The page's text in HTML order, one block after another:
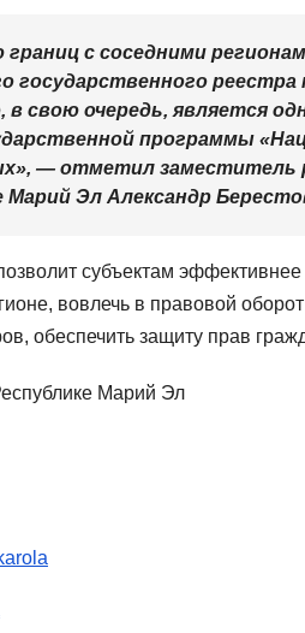
с соседними
государственного
свою очередь, является
программы
— отметил заместитель
Марий Эл Александр
субъектам
вовлечь в правовой
обеспечить защиту прав
Марий Эл